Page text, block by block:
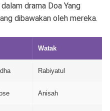
drama Doa Yang
dibawakan oleh mereka.
Watak
Rabiyatul
Anisah